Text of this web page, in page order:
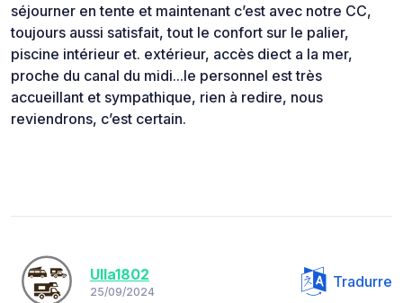
séjourner en tente et maintenant c’est avec notre CC,
toujours aussi satisfait, tout le confort sur le palier,
piscine intérieur et. extérieur, accès diect a la mer,
proche du canal du midi...le personnel est très
accueillant et sympathique, rien à redire, nous
reviendrons, c’est certain.
Ulla1802
25/09/2024
Tradurre